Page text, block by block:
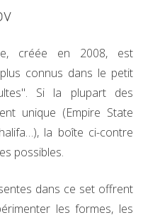
créée en 2008, est
connus dans le petit
Si la plupart des
unique (Empire State
la boîte ci-contre
possibles.
dans ce set offrent
les formes, les